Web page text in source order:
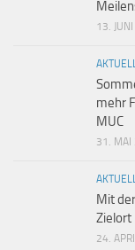
13.
mehr
MUC
31. MAI
Mit
Zielort
24.